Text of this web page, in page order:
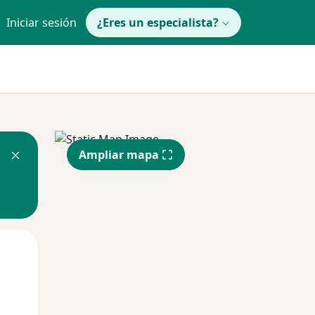
Iniciar sesión ¿Eres un especialista?
Ampliar mapa